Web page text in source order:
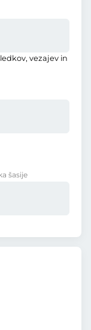
vezajev in
šasije